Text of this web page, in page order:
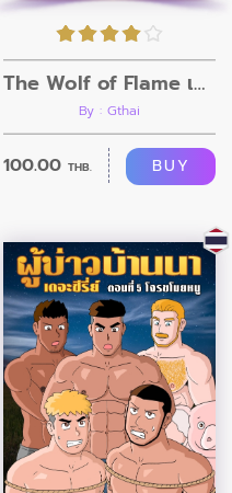
The Wolf of Flame เมื่อผมรวมร่างกับหมาป่าอัคคี ตอนที่7
By : Gthai
100.00 THB. BUY